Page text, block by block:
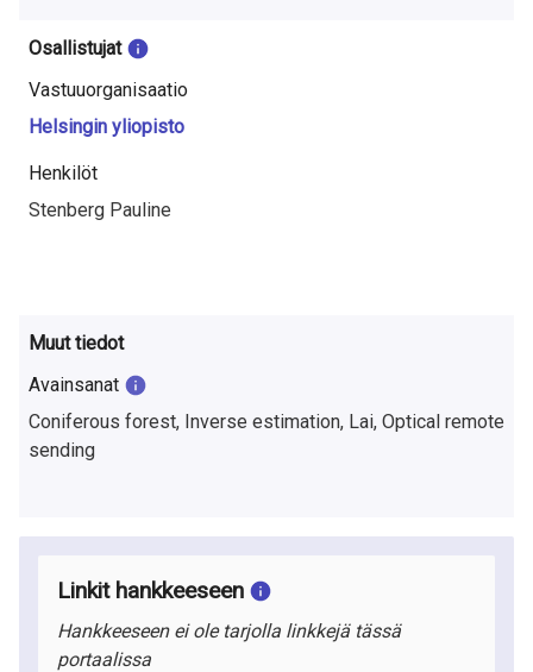
m
u
k
s
t
a
S
Osallistujat
Vastuuorganisaatio
Helsingin yliopisto
Henkilöt
Stenberg Pauline
Muut tiedot
Avainsanat
Coniferous forest, Inverse estimation, Lai, Optical remote
sending
Linkit hankkeeseen
Hankkeeseen ei ole tarjolla linkkejä tässä
portaalissa